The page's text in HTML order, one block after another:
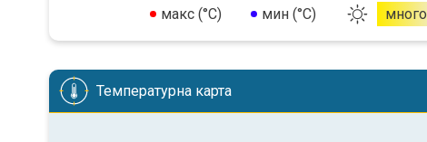
макс (°C) мин (°C) много
Температурна карта